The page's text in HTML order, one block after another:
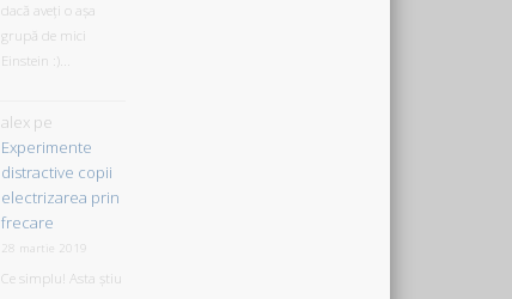
dacă aveți o așa
grupă de mici
Einstein :)...
alexpe
Experimente
distractive copii
electrizarea prin
frecare
28 martie 2019
Ce simplu! Asta știu